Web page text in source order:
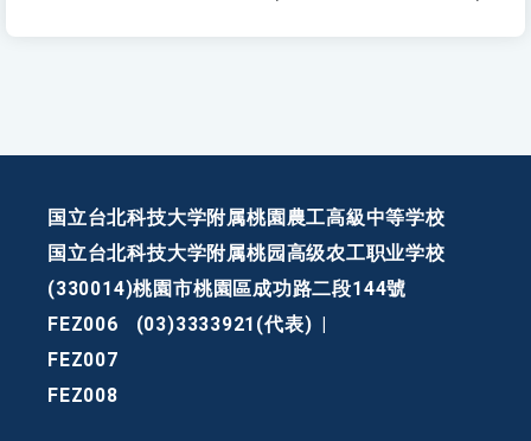
国立台北科技大学附属桃園農工高級中等学校
国立台北科技大学附属桃园高级农工职业学校
(330014)桃園市桃園區成功路二段144號
FEZ006
(03)3333921(代表)
FEZ007
FEZ008